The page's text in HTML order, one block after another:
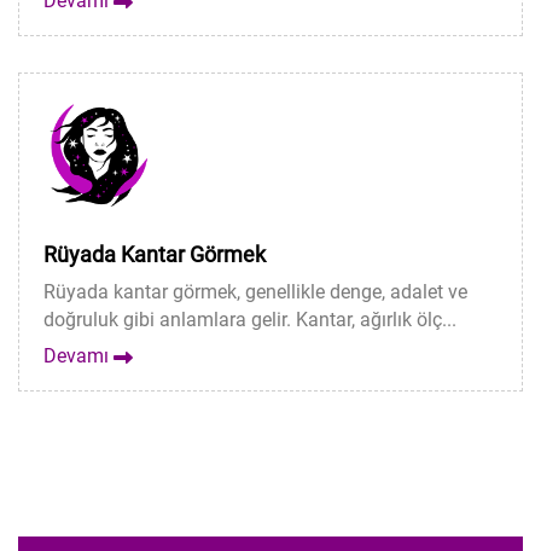
Rüyada Kantar Görmek
Rüyada kantar görmek, genellikle denge, adalet ve
doğruluk gibi anlamlara gelir. Kantar, ağırlık ölç...
Devamı